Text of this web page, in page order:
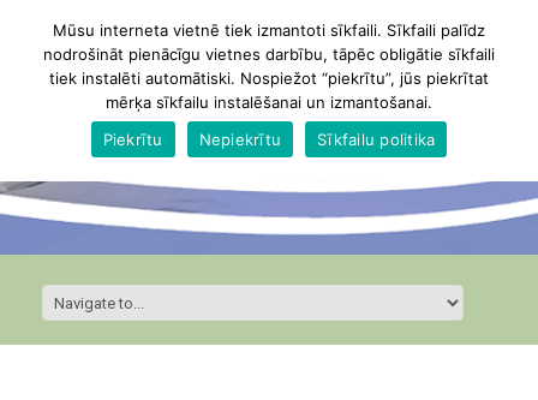
Mūsu interneta vietnē tiek izmantoti sīkfaili. Sīkfaili palīdz
nodrošināt pienācīgu vietnes darbību, tāpēc obligātie sīkfaili
tiek instalēti automātiski. Nospiežot “piekrītu”, jūs piekrītat
mērķa sīkfailu instalēšanai un izmantošanai.
Piekrītu
Nepiekrītu Sīkfailu politika